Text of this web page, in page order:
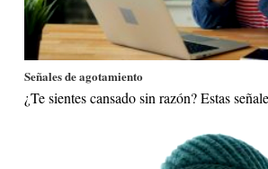
Señales de agotamiento
¿Te sientes cansado sin razón? Estas